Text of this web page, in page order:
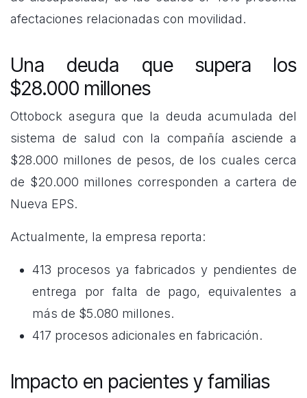
afectaciones relacionadas con movilidad.
Una deuda que supera los
$28.000 millones
Ottobock asegura que la deuda acumulada del
sistema de salud con la compañía asciende a
$28.000 millones de pesos, de los cuales cerca
de $20.000 millones corresponden a cartera de
Nueva EPS.
Actualmente, la empresa reporta:
413 procesos ya fabricados y pendientes de
entrega por falta de pago, equivalentes a
más de $5.080 millones.
417 procesos adicionales en fabricación.
Impacto en pacientes y familias